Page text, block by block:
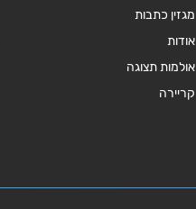
מגזין כתבות
אודות
אולמות תצוגה
קריירה